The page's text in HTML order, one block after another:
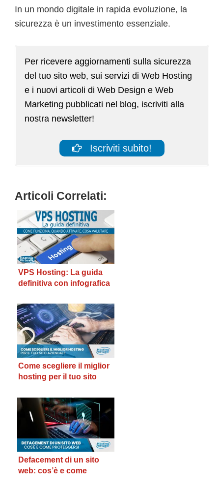
In un mondo digitale in rapida evoluzione, la
sicurezza è un investimento essenziale.
Per ricevere aggiornamenti sulla sicurezza
del tuo sito web, sui servizi di Web Hosting
e i nuovi articoli di Web Design e Web
Marketing pubblicati nel blog, iscriviti alla
nostra newsletter!
Iscriviti subito!
Articoli Correlati:
VPS Hosting: La guida
definitiva con infografica
Come scegliere il miglior
hosting per il tuo sito
Defacement di un sito
web: cos’è e come